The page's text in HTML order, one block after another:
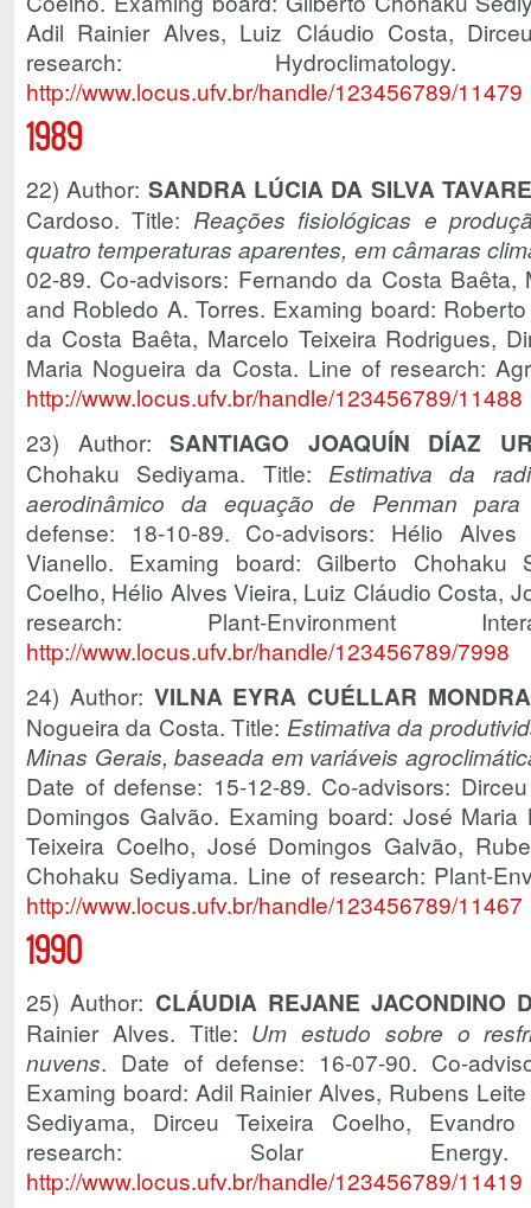
Adil Rainier Alves, Luiz Cláudio Costa,
research:
http://www.locus.ufv.br/handle/123456789/11479
1989
22) Author: SANDRA LÚCIA DA SILVA
Cardoso. Title: Reações fisiológicas e
quatro temperaturas aparentes, em câmaras
02-89. Co-advisors: Fernando da Costa Baêta,
and Robledo A. Torres. Examing board:
da Costa Baêta, Marcelo Teixeira Rodrigues,
Maria Nogueira da Costa. Line of research:
http://www.locus.ufv.br/handle/123456789/11488
23) Author:SANTIAGO JOAQUÍN DÍAZ
Chohaku Sediyama. Title: Estimativa da
aerodinâmico da equação de Penman para
defense: 18-10-89. Co-advisors: Hélio
Vianello. Examing board: Gilberto Chohaku
Coelho, Hélio Alves Vieira, Luiz Cláudio Costa,
research: Plant-Environment
http://www.locus.ufv.br/handle/123456789/7998
24) Author: VILNA EYRA CUÉLLAR
Nogueira da Costa. Title: Estimativa da
Minas Gerais, baseada em variáveis
Date of defense: 15-12-89. Co-advisors:
Domingos Galvão. Examing board: José
Teixeira Coelho, José Domingos Galvão,
Chohaku Sediyama. Line of research: Plant-
http://www.locus.ufv.br/handle/123456789/11467
1990
25) Author: CLÁUDIA REJANE JACONDINO
Rainier Alves. Title: Um estudo sobre o
nuvens. Date of defense: 16-07-90. Co-
Examing board: Adil Rainier Alves, Rubens
Sediyama, Dirceu Teixeira Coelho,
research: Solar
http://www.locus.ufv.br/handle/123456789/11419